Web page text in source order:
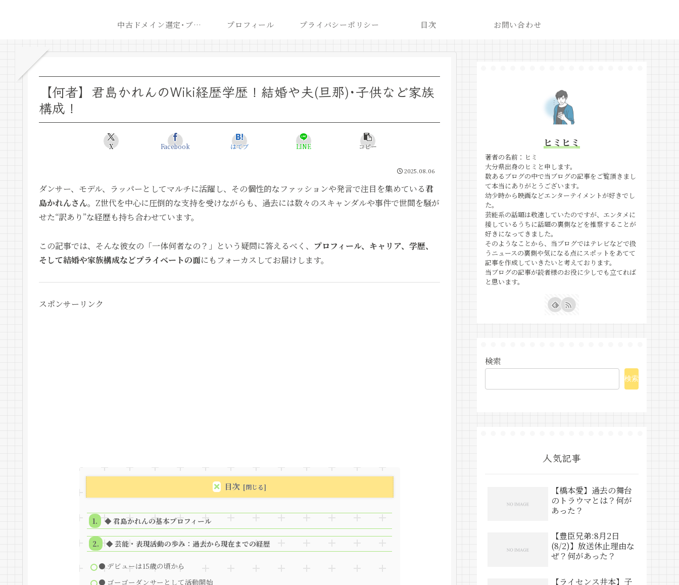
中古ドメイン選定･ブログ開設後最短での収益化戦略 プロフィール プライバシーポリシー 目次 お問い合わせ
【何者】君島かれんのWiki経歴学歴！結婚や夫(旦那)･子供など家族
構成！
X Facebook はてブ LINE コピー
2025.08.06
ダンサー、モデル、ラッパーとしてマルチに活躍し、その個性的なファッションや発言で注目を集めている君
島かれんさん。Z世代を中心に圧倒的な支持を受けながらも、過去には数々のスキャンダルや事件で世間を騒が
せた“訳あり”な経歴も持ち合わせています。
この記事では、そんな彼女の「一体何者なの？」という疑問に答えるべく、 プロフィール、キャリア、学歴、
そして結婚や家族構成などプライベートの面にもフォーカスしてお届けします。
スポンサーリンク
目次
◆ 君島かれんの基本プロフィール
◆ 芸能・表現活動の歩み：過去から現在までの経歴
● デビューは15歳の頃から
● ゴーゴーダンサーとして活動開始
ヒミヒミ
著者の名前：ヒミ
大分県出身のヒミと申します。
数あるブログの中で当ブログの記事をご覧頂きまし
て本当にありがとうございます。
幼少時から映画などエンターテイメントが好きでし
た。
芸能系の話題は敬遠していたのですが、エンタメに
接しているうちに話題の裏側などを推察することが
好きになってきました。
そのようなことから、当ブログではテレビなどで扱
うニュースの裏側や気になる点にスポットをあてて
記事を作成していきたいと考えております。
当ブログの記事が読者様のお役に少しでも立てれば
と思います。
検索
検索
人気記事
【橋本愛】過去の舞台
のトラウマとは？何が
あった？
【豊臣兄弟:8月2日
(8/2)】放送休止理由な
ぜ？何があった？
【ライセンス井本】子